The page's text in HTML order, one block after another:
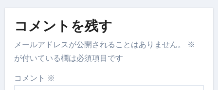
コメントを残す
メールアドレスが公開されることはありません。
※
が付いている欄は必須項目です
コメント ※